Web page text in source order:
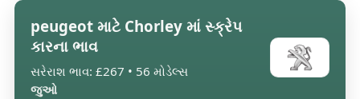
peugeot માટે Chorley માં સ્ક્રેપ
કારના ભાવ
સરેરાશ ભાવ: £267 • 56 મોડેલ્સ
જુઓ